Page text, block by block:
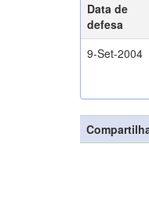
Data de
defesa
9-Set-2004